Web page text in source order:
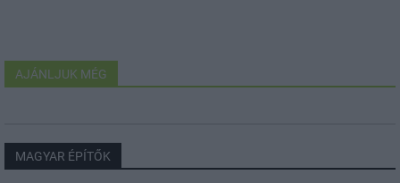
AJÁNLJUK MÉG
MAGYAR ÉPÍTŐK